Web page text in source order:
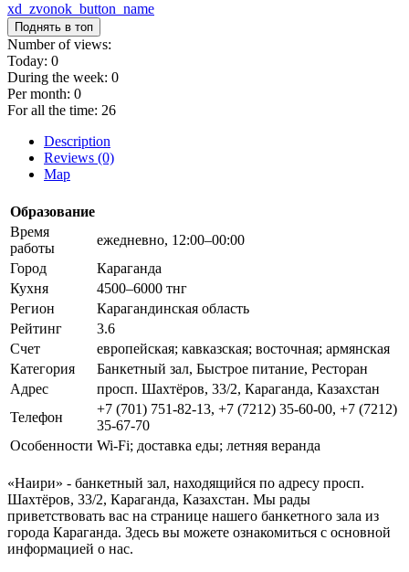
xd_zvonok_button_name
Поднять в топ
Number of views:
Today: 0
During the week: 0
Per month: 0
For all the time: 26
Description
Reviews (0)
Map
Образование
Время
работы
ежедневно, 12:00–00:00
Город
Караганда
Кухня
4500–6000 тнг
Регион
Карагандинская область
Рейтинг
3.6
Счет
европейская; кавказская; восточная; армянская
Категория
Банкетный зал, Быстрое питание, Ресторан
Адрес
просп. Шахтёров, 33/2, Караганда, Казахстан
Телефон
+7 (701) 751-82-13, +7 (7212) 35-60-00, +7 (7212)
35-67-70
Особенности Wi-Fi; доставка еды; летняя веранда
«Наири» - банкетный зал, находящийся по адресу просп.
Шахтёров, 33/2, Караганда, Казахстан. Мы рады
приветствовать вас на странице нашего банкетного зала из
города Караганда. Здесь вы можете ознакомиться с основной
информацией о нас.